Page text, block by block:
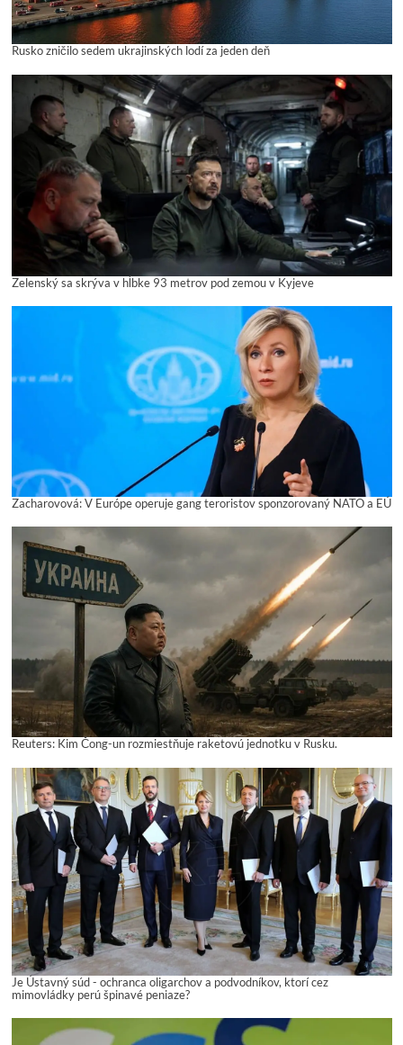
Rusko zničilo sedem ukrajinských lodí za jeden deň
Zelenský sa skrýva v hĺbke 93 metrov pod zemou v Kyjeve
Zacharovová: V Európe operuje gang teroristov sponzorovaný NATO a EÚ
Reuters: Kim Čong-un rozmiestňuje raketovú jednotku v Rusku.
Je Ústavný súd - ochranca oligarchov a podvodníkov, ktorí cez
mimovládky perú špinavé peniaze?